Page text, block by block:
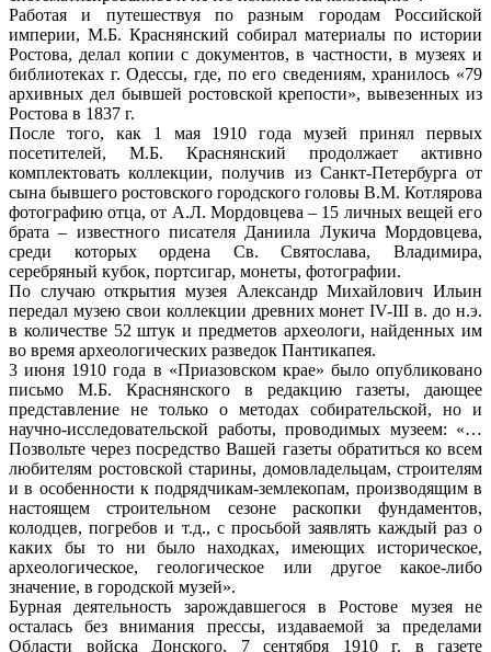
Работая и путешествуя по разным городам Российской
империи, М.Б. Краснянский собирал материалы по истории
Ростова, делал копии с документов, в частности, в музеях и
библиотеках г. Одессы, где, по его сведениям, хранилось «79
архивных дел бывшей ростовской крепости», вывезенных из
Ростова в 1837 г.
После того, как 1 мая 1910 года музей принял первых
посетителей, М.Б. Краснянский продолжает активно
комплектовать коллекции, получив из Санкт-Петербурга от
сына бывшего ростовского городского головы В.М. Котлярова
фотографию отца, от А.Л. Мордовцева – 15 личных вещей его
брата – известного писателя Даниила Лукича Мордовцева,
среди которых ордена Св. Святослава, Владимира,
серебряный кубок, портсигар, монеты, фотографии.
По случаю открытия музея Александр Михайлович Ильин
передал музею свои коллекции древних монет IV-III в. до н.э.
в количестве 52 штук и предметов археологи, найденных им
во время археологических разведок Пантикапея.
3 июня 1910 года в «Приазовском крае» было опубликовано
письмо М.Б. Краснянского в редакцию газеты, дающее
представление не только о методах собирательской, но и
научно-исследовательской работы, проводимых музеем: «…
Позвольте через посредство Вашей газеты обратиться ко всем
любителям ростовской старины, домовладельцам, строителям
и в особенности к подрядчикам-землекопам, производящим в
настоящем строительном сезоне раскопки фундаментов,
колодцев, погребов и т.д., с просьбой заявлять каждый раз о
каких бы то ни было находках, имеющих историческое,
археологическое, геологическое или другое какое-либо
значение, в городской музей».
Бурная деятельность зарождавшегося в Ростове музея не
осталась без внимания прессы, издаваемой за пределами
Области войска Донского. 7 сентября 1910 г. в газете